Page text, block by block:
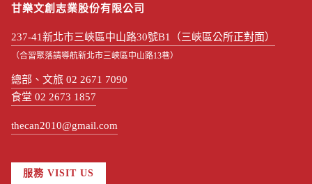
甘樂文創志業股份有限公司
237-41新北市三峽區中山路30號B1（三峽區公所正對面）
（合習聚落請導航新北市三峽區中山路13巷）
總部、文旅 02 2671 7090
食堂 02 2673 1857
thecan2010@gmail.com
服務 VISIT US